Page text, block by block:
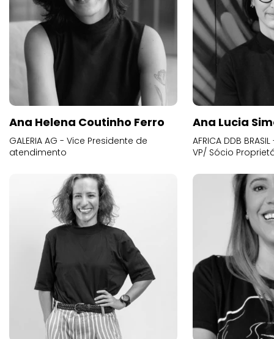
Ana Helena Coutinho Ferro
GALERIA AG - Vice Presidente de
atendimento
Ana Lucia
AFRICA DDB
VP/ Sócio